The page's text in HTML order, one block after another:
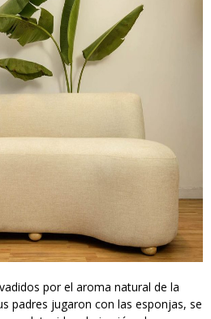
por el aroma natural de la
padres jugaron con las esponjas, se